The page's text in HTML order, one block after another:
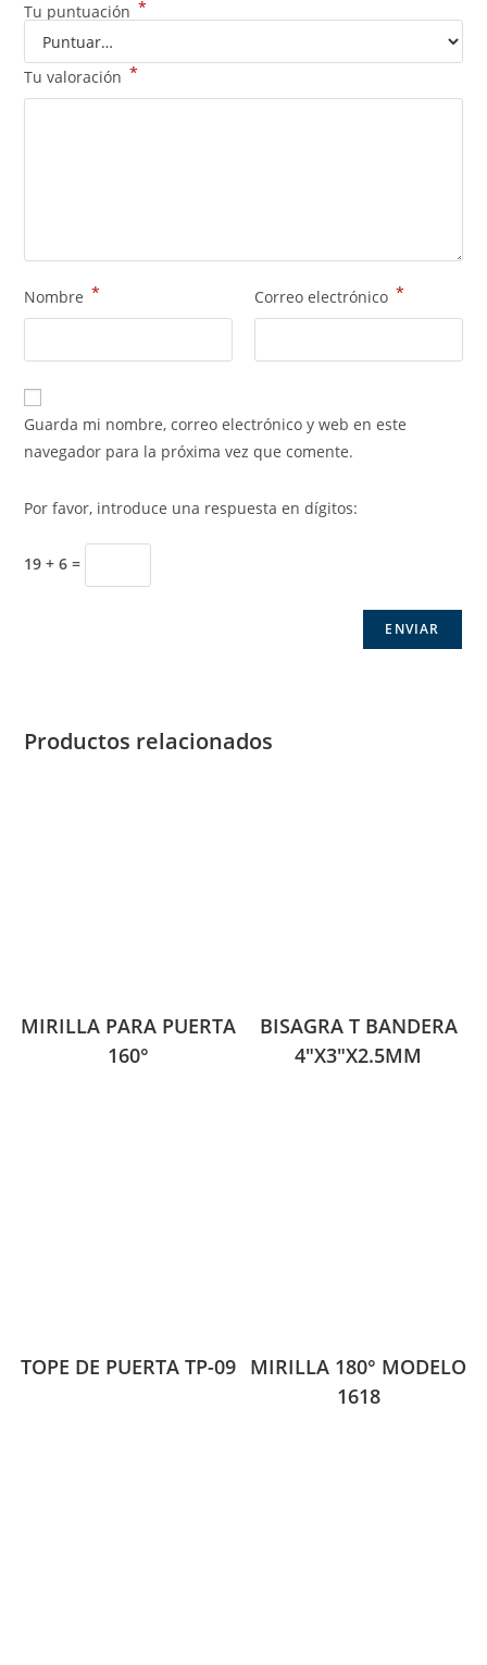
Tu puntuación *
Tu valoración *
Nombre * Correo electrónico *
Guarda mi nombre, correo electrónico y web en este
navegador para la próxima vez que comente.
Por favor, introduce una respuesta en dígitos:
19 + 6 =
Productos relacionados
MIRILLA PARA PUERTA
160°
BISAGRA T BANDERA
4″X3″X2.5MM
TOPE DE PUERTA TP-09 MIRILLA 180° MODELO
1618